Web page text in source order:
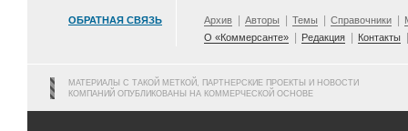
ОБРАТНАЯ СВЯЗЬ Архив Авторы Темы Справочники
О «Коммерсанте»
Редакция Контакты
МАТЕРИАЛЫ С ТАКОЙ МЕТКОЙ, ПАРТНЕРСКИЕ ПРОЕКТЫ И НОВОСТИ
КОМПАНИЙ ОПУБЛИКОВАНЫ НА КОММЕРЧЕСКОЙ ОСНОВЕ